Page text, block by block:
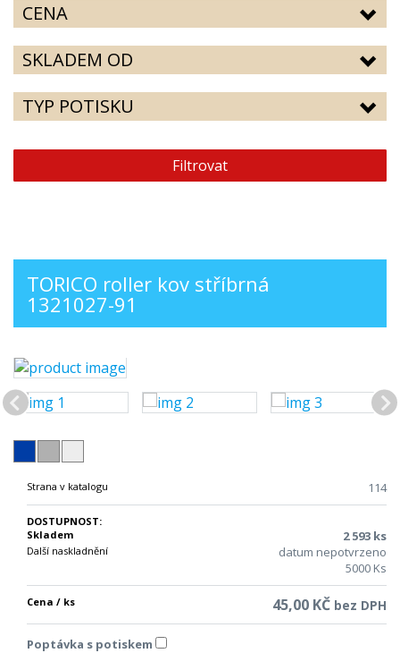
CENA
SKLADEM OD
TYP POTISKU
Filtrovat
TORICO roller kov stříbrná
1321027-91
Strana v katalogu 114
DOSTUPNOST:
Skladem
2 593 ks
Další naskladnění
datum nepotvrzeno
5000 Ks
Cena / ks 45,00 KČ bez DPH
Poptávka s potiskem